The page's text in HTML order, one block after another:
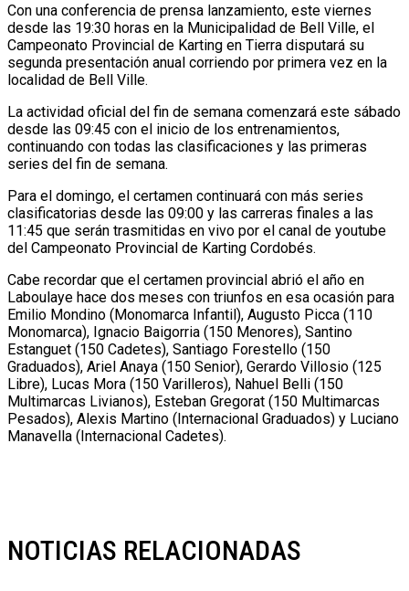
Con una conferencia de prensa lanzamiento, este viernes
desde las 19:30 horas en la Municipalidad de Bell Ville, el
Campeonato Provincial de Karting en Tierra disputará su
segunda presentación anual corriendo por primera vez en la
localidad de Bell Ville.
La actividad oficial del fin de semana comenzará este sábado
desde las 09:45 con el inicio de los entrenamientos,
continuando con todas las clasificaciones y las primeras
series del fin de semana.
Para el domingo, el certamen continuará con más series
clasificatorias desde las 09:00 y las carreras finales a las
11:45 que serán trasmitidas en vivo por el canal de youtube
del Campeonato Provincial de Karting Cordobés.
Cabe recordar que el certamen provincial abrió el año en
Laboulaye hace dos meses con triunfos en esa ocasión para
Emilio Mondino (Monomarca Infantil), Augusto Picca (110
Monomarca), Ignacio Baigorria (150 Menores), Santino
Estanguet (150 Cadetes), Santiago Forestello (150
Graduados), Ariel Anaya (150 Senior), Gerardo Villosio (125
Libre), Lucas Mora (150 Varilleros), Nahuel Belli (150
Multimarcas Livianos), Esteban Gregorat (150 Multimarcas
Pesados), Alexis Martino (Internacional Graduados) y Luciano
Manavella (Internacional Cadetes).
NOTICIAS RELACIONADAS